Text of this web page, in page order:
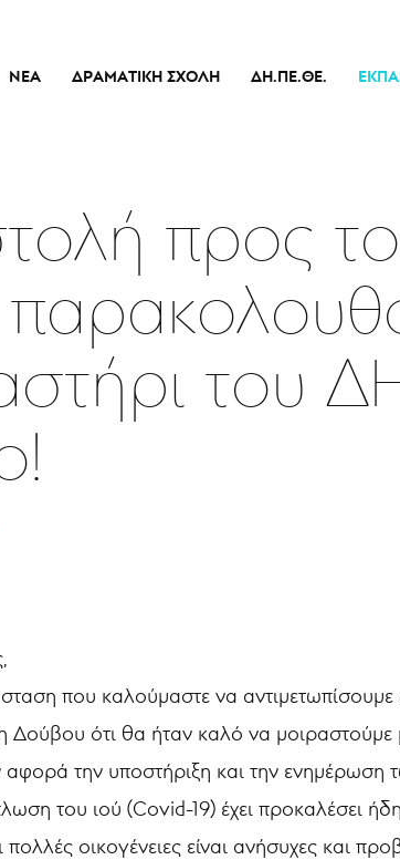
ΝΈΑ ΔΡΑΜΑΤΙΚΉ ΣΧΟΛΉ
Νέα
ΔΗ.ΠΕ.ΘΕ.
Οικονομικά
Αποφάσεις Δ.Σ.
Καλλιτεχνικός
Ποιοί Είμαστε
Απόλλων
προς
του
που καλούμαστε να αντιμετωπίσουμε
Δούβου ότι θα ήταν καλό να μοιραστούμε
την υποστήριξη και την ενημέρωση
του ιού (Covid-19) έχει προκαλέσει
οικογένειες είναι ανήσυχες και